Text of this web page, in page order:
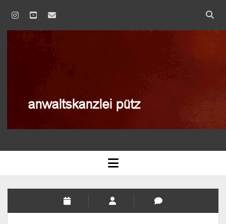
instagram
youtubeemail
AGB
BLOG
DATENSCHUTZERKLÄRUNG
IMPRESSUM
open
menu